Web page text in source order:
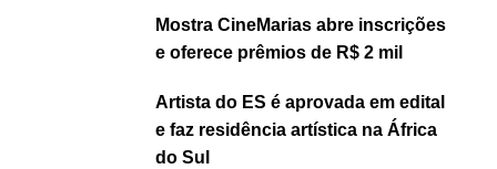
Mostra CineMarias abre inscrições
e oferece prêmios de R$ 2 mil
Artista do ES é aprovada em edital
e faz residência artística na África
do Sul